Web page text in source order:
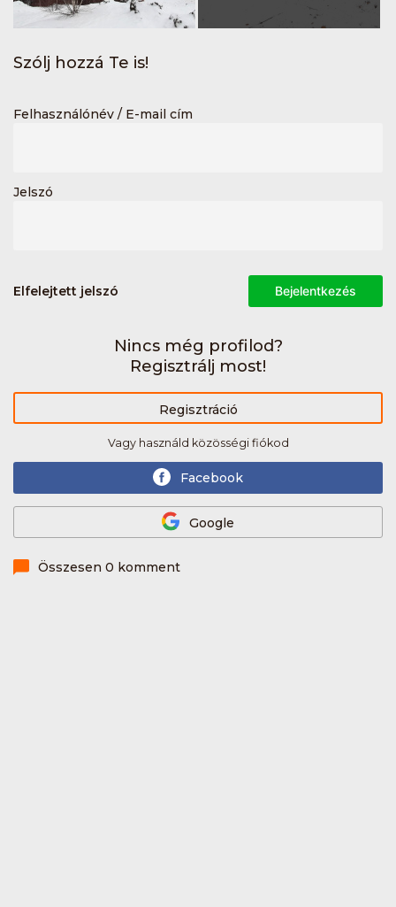
Szólj hozzá Te is!
Felhasználónév / E-mail cím
Jelszó
Elfelejtett jelszó Bejelentkezés
Nincs még profilod?
Regisztrálj most!
Regisztráció
Vagy használd közösségi fiókod
Facebook
Google
Összesen 0 komment